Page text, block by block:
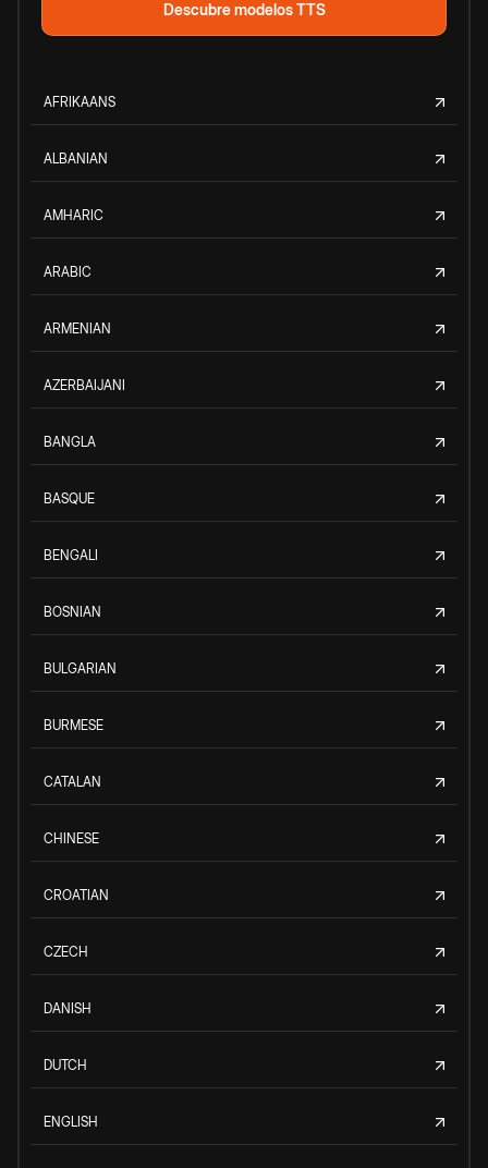
Descubre modelos TTS
AFRIKAANS
ALBANIAN
AMHARIC
ARABIC
ARMENIAN
AZERBAIJANI
BANGLA
BASQUE
BENGALI
BOSNIAN
BULGARIAN
BURMESE
CATALAN
CHINESE
CROATIAN
CZECH
DANISH
DUTCH
ENGLISH